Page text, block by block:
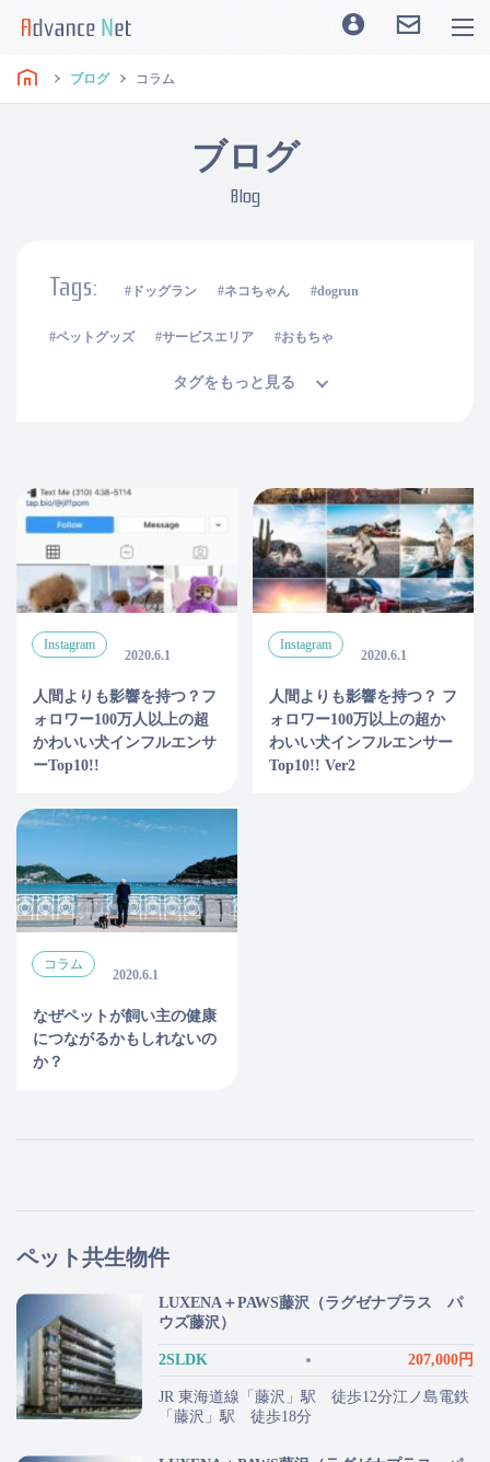
ブログ コラム
ブログ
Blog
Tags: ドッグラン ネコちゃん dogrun
ペットグッズ サービスエリア おもちゃ
タグをもっと見る
Instagram
2020.6.1
人間よりも影響を持つ？フ
ォロワー100万人以上の超
かわいい犬インフルエンサ
ーTop10!!
Instagram
2020.6.1
人間よりも影響を持つ？ フ
ォロワー100万以上の超か
わいい犬インフルエンサー
Top10!! Ver2
コラム
2020.6.1
なぜペットが飼い主の健康
につながるかもしれないの
か？
ペット共生物件
LUXENA＋PAWS藤沢（ラグゼナプラス パ
ウズ藤沢）
2SLDK 207,000円
JR 東海道線「藤沢」駅 徒歩12分江ノ島電鉄
「藤沢」駅 徒歩18分